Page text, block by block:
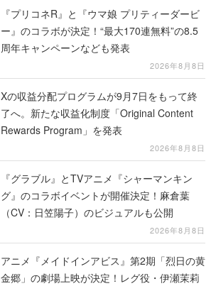
『プリコネR』と『ウマ娘 プリティーダービ
ー』のコラボが決定！“最大170連無料”の8.5
周年キャンペーンなども発表
2026年8月8日
Xの収益分配プログラムが9月7日をもって終
了へ。新たな収益化制度「Original Content
Rewards Program」を発表
2026年8月8日
『グラブル』とTVアニメ『シャーマンキン
グ』のコラボイベントが開催決定！麻倉葉
（CV：日笠陽子）のビジュアルも公開
2026年8月8日
アニメ『メイドインアビス』第2期「烈日の黄
金郷」の劇場上映が決定！レグ役・伊瀬茉莉